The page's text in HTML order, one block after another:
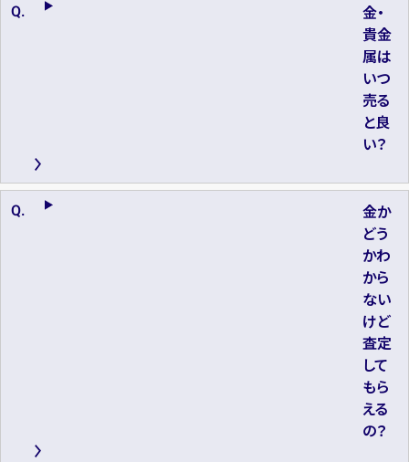
金・
貴金
属は
いつ
売る
と良
い？
金か
どう
かわ
から
ない
けど
査定
して
もら
える
の？